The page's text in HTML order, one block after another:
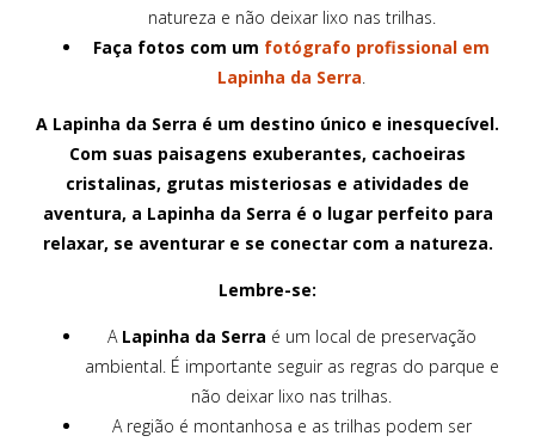
natureza e não deixar lixo nas trilhas.
Faça fotos com um fotógrafo profissional em
Lapinha da Serra.
A Lapinha da Serra é um destino único e inesquecível.
Com suas paisagens exuberantes, cachoeiras
cristalinas, grutas misteriosas e atividades de
aventura, a Lapinha da Serra é o lugar perfeito para
relaxar, se aventurar e se conectar com a natureza.
Lembre-se:
A Lapinha da Serra é um local de preservação
ambiental. É importante seguir as regras do parque e
não deixar lixo nas trilhas.
A região é montanhosa e as trilhas podem ser